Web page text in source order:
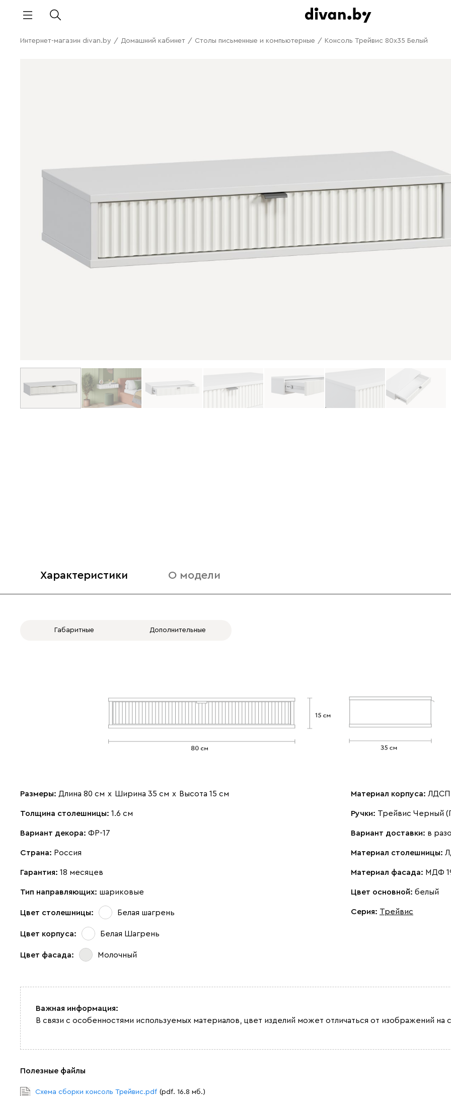
Интернет-магазин divan.by / Домашний кабинет / Столы письменные и компьютерные / Консоль Трейвис 80x35 Белый
Характеристики О модели
Габаритные Дополнительные
Размеры: Длина 80 см х Ширина 35 см х Высота 15 см
Толщина столешницы: 1.6 см
Вариант декора: ФР-17
Страна: Россия
Гарантия: 18 месяцев
Тип направляющих: шариковые
Цвет столешницы: Белая шагрень
Цвет корпуса: Белая Шагрень
Цвет фасада: Молочный
Материал корпуса: ЛДСП
Ручки: Трейвис Черный
Вариант доставки: в
Материал столешницы:
Материал фасада: МДФ
Цвет основной: белый
Серия: Трейвис
Важная информация:
В связи с особенностями используемых материалов, цвет изделий может отличаться от изображений на
Полезные файлы
Схема сборки консоль Трейвис.pdf (pdf. 16.8 мб.)